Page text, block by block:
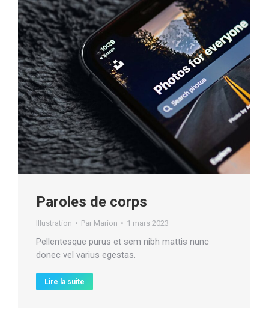
Paroles de corps
Illustration Par Marion 1 mars 2023
Pellentesque purus et sem nibh mattis nunc
donec vel varius egestas.
Lire la suite